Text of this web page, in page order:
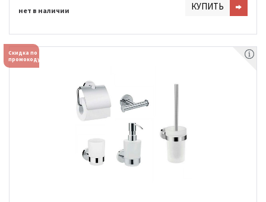
нет в наличии КУПИТЬ
Скидка по
промокоду